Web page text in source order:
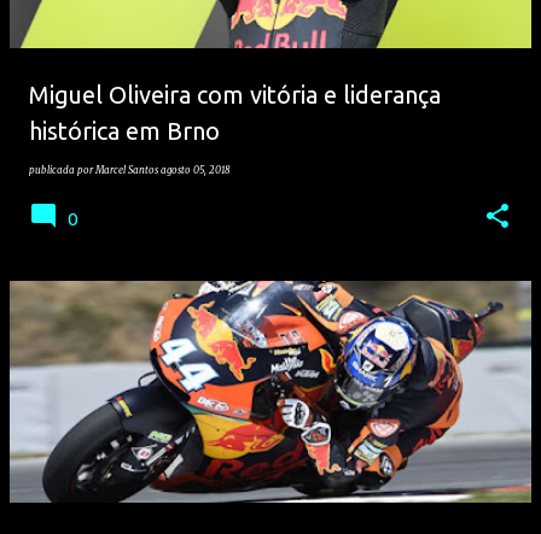
Miguel Oliveira com vitória e liderança
histórica em Brno
publicada porMarcel Santos agosto 05, 2018
0